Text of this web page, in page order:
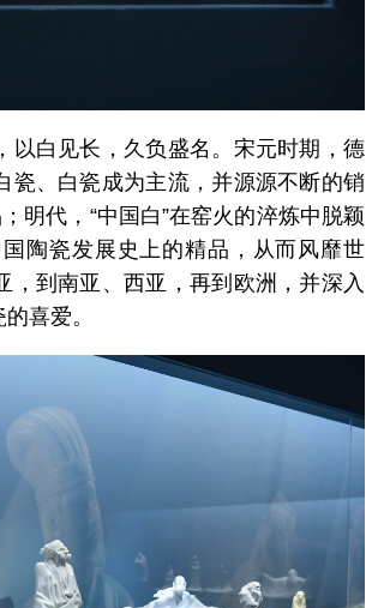
以白见长，久负盛名。宋元时期，德
瓷、白瓷成为主流，并源源不断的销
明代，“中国白”在窑火的淬炼中脱颖
陶瓷发展史上的精品，从而风靡世
到南亚、西亚，再到欧洲，并深入
喜爱。